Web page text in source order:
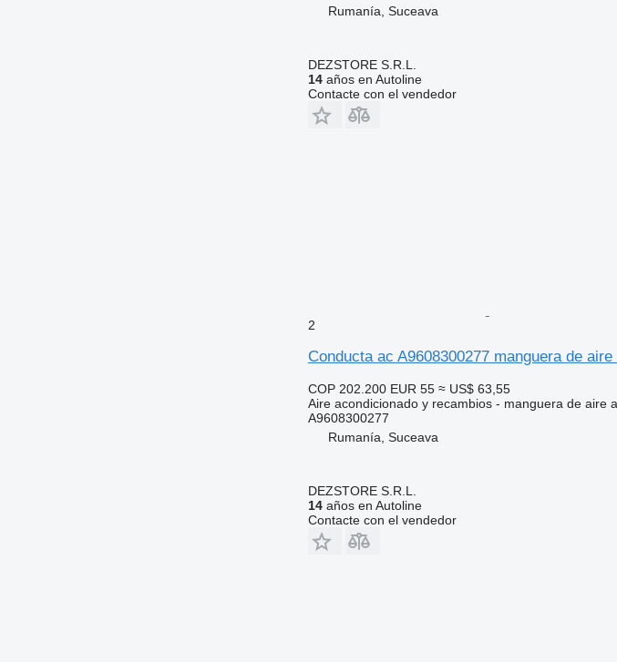
Rumanía, Suceava
DEZSTORE S.R.L.
14años en Autoline
Contacte con el vendedor
2
Conducta ac A9608300277 manguera de
COP 202.200 EUR 55 ≈ US$ 63,55
Aire acondicionado y recambios - manguera de aire
A9608300277
Rumanía, Suceava
DEZSTORE S.R.L.
14años en Autoline
Contacte con el vendedor